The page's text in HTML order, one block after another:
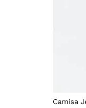
Camisa